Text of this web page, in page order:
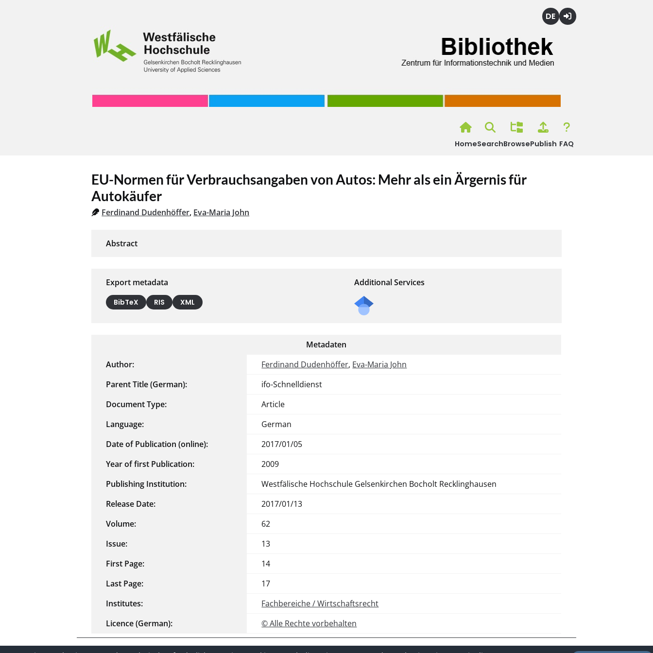
HomeSearchBrowsePublish FAQ
EU-Normen für Verbrauchsangaben von Autos: Mehr als ein Ärgernis für
Autokäufer
Ferdinand Dudenhöffer, Eva-Maria John
Export metadata
BibTeX RIS XML
Additional Services
Metadaten
Author:
Ferdinand Dudenhöffer, Eva-Maria John
Parent Title (German):
ifo-Schnelldienst
Document Type:
Article
Language:
German
Date of Publication (online):
2017/01/05
Year of first Publication:
2009
Publishing Institution:
Westfälische Hochschule Gelsenkirchen Bocholt Recklinghausen
Release Date:
2017/01/13
Volume:
62
Issue:
13
First Page:
14
Last Page:
17
Institutes:
Fachbereiche / Wirtschaftsrecht
Licence (German):
© Alle Rechte vorbehalten